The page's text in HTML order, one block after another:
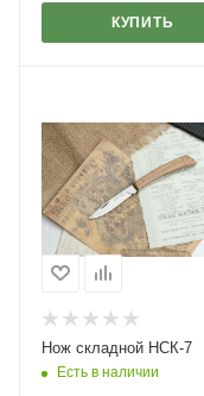
КУПИТЬ
Нож складной НСК-7
Есть в наличии